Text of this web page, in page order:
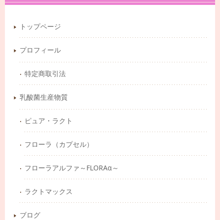
トップページ
プロフィール
特定商取引法
乳酸菌生産物質
ピュア・ラクト
フローラ（カプセル）
フローラアルファ～FLORAα～
ラクトマックス
ブログ